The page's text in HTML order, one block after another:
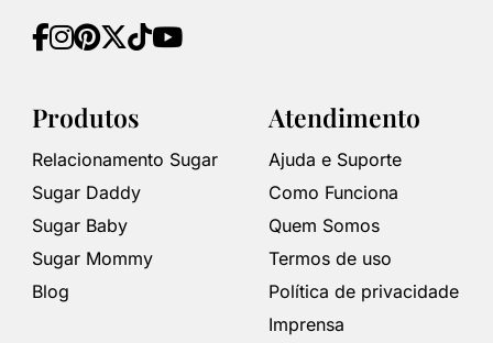
Produtos
Relacionamento Sugar
Sugar Daddy
Sugar Baby
Sugar Mommy
Blog
Atendimento
Ajuda e Suporte
Como Funciona
Quem Somos
Termos de uso
Política de privacidade
Imprensa